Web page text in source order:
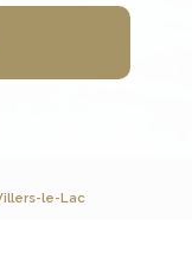
le-Lac